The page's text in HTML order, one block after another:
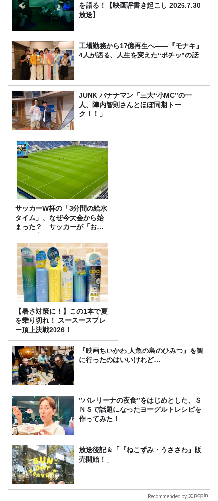
を語る！【映画評書き起こし 2026.7.30
放送】
工場勤務から17億再生へ——『モナキ』
4人が語る、人生を変えた“ポチッ”の話
JUNK バナナマン「三大“小MC”の一
人、陣内智則さんとほぼ同期トー
ク！！」
サッカーW杯の「3分間の給水
タイム」、なぜ今大会から始
まった？ サッカーが「お
金」に変わる仕組み
【暑さ対策に！】この1本で夏
を乗り切れ！ スースースプレ
ー頂上決戦2026！
『映画ちいかわ 人魚の島のひみつ』を観
に行ったのはいいけれど…
”バレリーナの夜食”をはじめとした、Ｓ
ＮＳで話題になったヨーグルトレシピを
作ってみた！
放送後記＆「『ねこずみ・うささわ』販
売開始！」
Recommended by